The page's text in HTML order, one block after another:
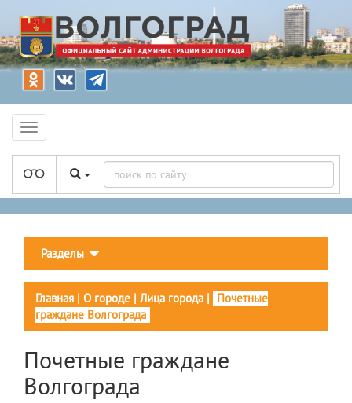
Разделы
Главная | О городе | Лица города | Почетные
граждане Волгограда
Почетные граждане
Волгограда